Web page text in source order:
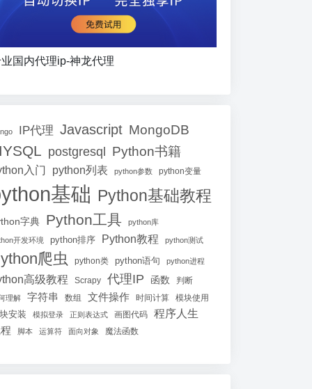
国内代理ip-神龙代理
IP代理 Javascript MongoDB
postgresql Python书籍
入门 python列表 python参数 python变量
基础 Python基础教程
字典 Python工具 python库
开发环境 python排序 Python教程 python测试
爬虫 python类 python语句 python进程
高级教程 Scrapy 代理IP 函数 判断
理解 字符串 数组 文件操作 时间计算 模块使用
安装 模拟登录 正则表达式 画图代码 程序人生
脚本 运算符 面向对象 魔法函数